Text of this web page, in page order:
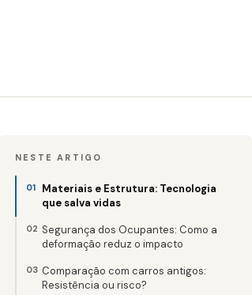
NESTE ARTIGO
Materiais e Estrutura: Tecnologia
que salva vidas
Segurança dos Ocupantes: Como a
deformação reduz o impacto
Comparação com carros antigos:
Resistência ou risco?